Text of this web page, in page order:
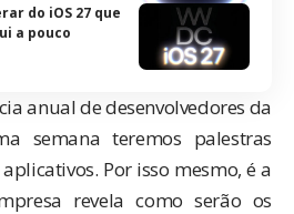
do iOS 27 que
a pouco
anual de desenvolvedores da
semana teremos palestras
Por isso mesmo, é a
revela como serão os